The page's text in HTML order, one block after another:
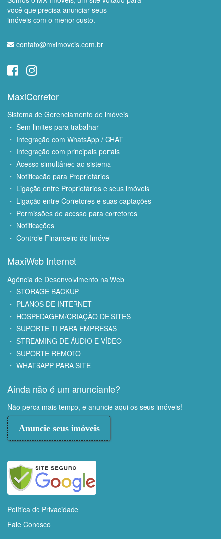
você que precisa anunciar seus
imóveis com o menor custo.
contato@mximoveis.com.br
MaxiCorretor
Sistema de Gerenciamento de imóveis
・ Sem limites para trabalhar
・ Integração com WhatsApp / CHAT
・ Integração com principais portais
・ Acesso simultâneo ao sistema
・ Notificação para Proprietários
・ Ligação entre Proprietários e seus imóveis
・ Ligação entre Corretores e suas captações
・ Permissões de acesso para corretores
・ Notificações
・ Controle Financeiro do Imóvel
MaxiWeb Internet
Agência de Desenvolvimento na Web
・ STORAGE BACKUP
・ PLANOS DE INTERNET
・ HOSPEDAGEM/CRIAÇÃO DE SITES
・ SUPORTE TI PARA EMPRESAS
・ STREAMING DE ÁUDIO E VÍDEO
・ SUPORTE REMOTO
・ WHATSAPP PARA SITE
Ainda não é um anunciante?
Não perca mais tempo, e anuncie aqui os seus imóveis!
Anuncie seus imóveis
Política de Privacidade
Fale Conosco